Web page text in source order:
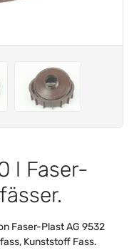
l Faser-
Faser-Plast AG 9532
Kunststoff Fass.